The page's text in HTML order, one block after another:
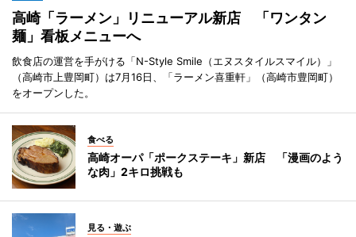
高崎「ラーメン」リニューアル新店 「ワンタン
麺」看板メニューへ
飲食店の運営を手がける「N-Style Smile（エヌスタイルスマイル）」
（高崎市上豊岡町）は7月16日、「ラーメン喜重軒」（高崎市豊岡町）
をオープンした。
食べる
高崎オーパ「ポークステーキ」新店 「漫画のよう
な肉」2キロ挑戦も
見る・遊ぶ